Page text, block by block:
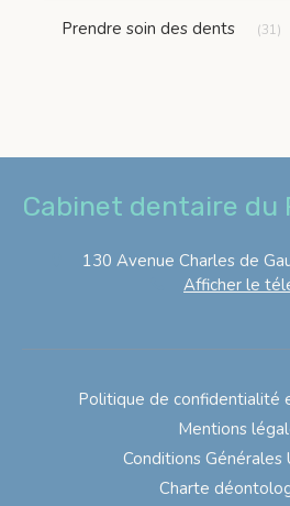
Prendre soin des dents (31)
Cabinet dentaire du
130 Avenue Charles de
Afficher le
Politique de confidentialité
Mentions
Conditions Générales
Charte